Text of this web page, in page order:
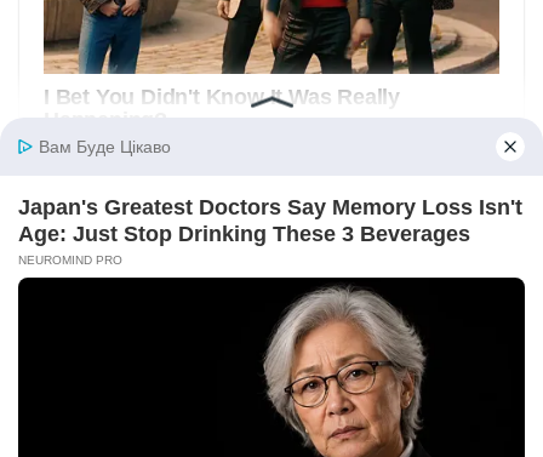
Вам Буде Цікаво
Japan's Greatest Doctors Say Memory Loss Isn't
Age: Just Stop Drinking These 3 Beverages
NEUROMIND PRO